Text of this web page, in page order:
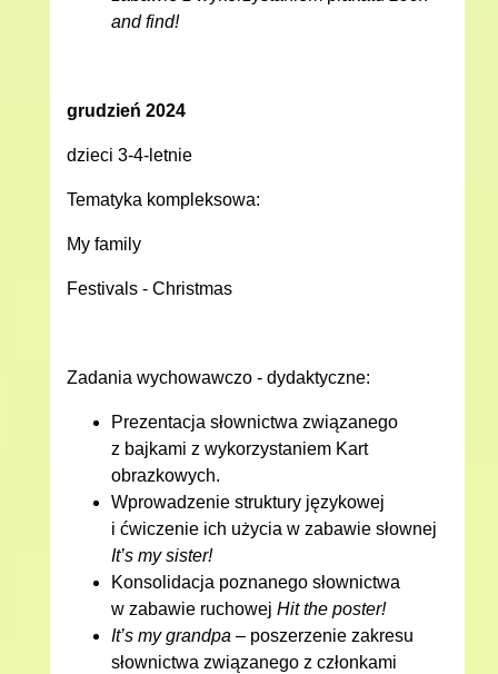
and find!
grudzień 2024
dzieci 3-4-letnie
Tematyka kompleksowa:
My family
Festivals - Christmas
Zadania wychowawczo - dydaktyczne:
Prezentacja słownictwa związanego
z bajkami z wykorzystaniem Kart
obrazkowych.
Wprowadzenie struktury językowej
i ćwiczenie ich użycia w zabawie słownej
It’s my sister!
Konsolidacja poznanego słownictwa
w zabawie ruchowej Hit the poster!
It’s my grandpa – poszerzenie zakresu
słownictwa związanego z członkami